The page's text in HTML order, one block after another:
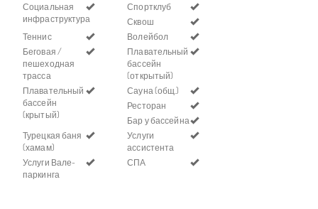
Социальная
инфраструктура
Спортклуб
Сквош
Теннис
Волейбол
Беговая /
пешеходная
трасса
Плавательный
бассейн
(открытый)
Плавательный
бассейн
(крытый)
Сауна (общ.)
Ресторан
Бар у бассейна
Турецкая баня
(хамам)
Услуги
ассистента
Услуги Вале-
паркинга
СПА